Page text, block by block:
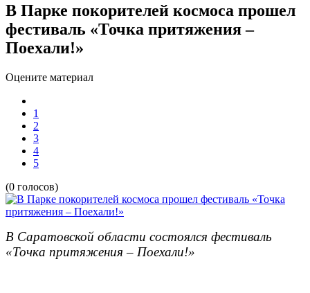
В Парке покорителей космоса прошел
фестиваль «Точка притяжения –
Поехали!»
Оцените материал
1
2
3
4
5
(0 голосов)
В Саратовской области состоялся фестиваль
«Точка притяжения – Поехали!»